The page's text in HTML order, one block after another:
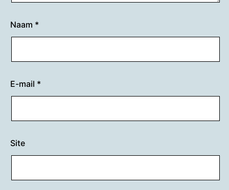
Naam *
E-mail *
Site